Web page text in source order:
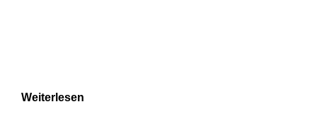
Weiterlesen